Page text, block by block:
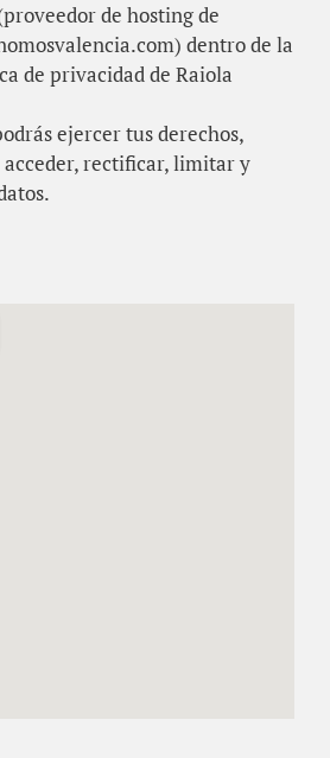
de hosting de
dentro de la
de privacidad de Raiola
ejercer tus derechos,
rectificar, limitar y